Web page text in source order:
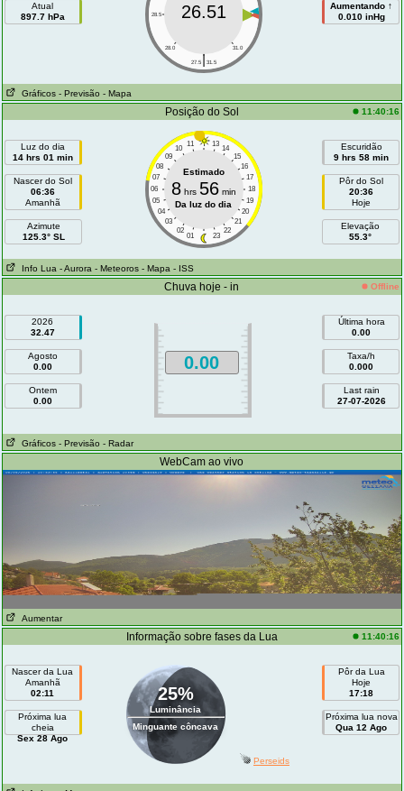
Atual
897.7 hPa
28.5 30.5
28.0 31.0
|
27.5 31.5
26.51
Aumentando ↑
0.010 inHg
Gráficos - Previsão - Mapa
Posição do Sol 11:40:16
Luz do dia
14 hrs 01 min
Nascer do Sol
06:36
Amanhã
Azimute
125.3° SL
11 13
10
14
09
15
08
16
07
17
06
18
05
19
04
20
03
21
02
22
01 23
Estimado
8hrs 56min
Da luz do dia
Escuridão
9 hrs 58 min
Pôr do Sol
20:36
Hoje
Elevação
55.3°
Info Lua - Aurora - Meteoros - Mapa - ISS
Chuva hoje - in Offline
2026
32.47
Agosto
0.00
Ontem
0.00
0.00
Última hora
0.00
Taxa/h
0.000
Last rain
27-07-2026
Gráficos - Previsão - Radar
WebCam ao vivo
Aumentar
Informação sobre fases da Lua 11:40:16
Nascer da Lua
Amanhã
02:11
Próxima lua
cheia
Sex 28 Ago
25%
Luminância
Minguante côncava
Pôr da Lua
Hoje
17:18
Próxima lua nova
Qua 12 Ago
Perseids